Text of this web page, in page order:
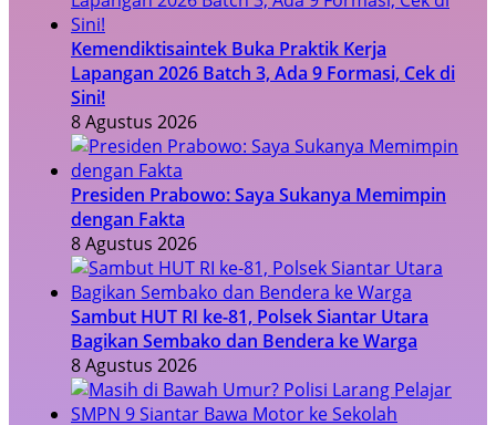
Kemendiktisaintek Buka Praktik Kerja
Lapangan 2026 Batch 3, Ada 9 Formasi, Cek di
Sini!
8 Agustus 2026
Presiden Prabowo: Saya Sukanya Memimpin
dengan Fakta
8 Agustus 2026
Sambut HUT RI ke-81, Polsek Siantar Utara
Bagikan Sembako dan Bendera ke Warga
8 Agustus 2026